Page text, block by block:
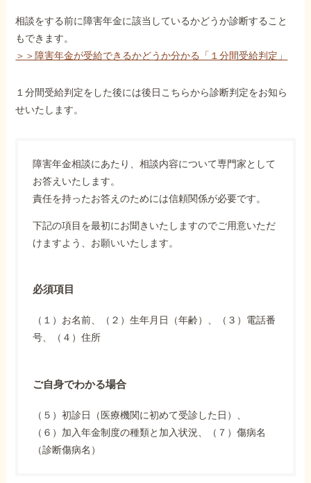
相談をする前に障害年金に該当しているかどうか診断すること
もできます。
＞＞障害年金が受給できるかどうか分かる「１分間受給判定」
１分間受給判定をした後には後日こちらから診断判定をお知ら
せいたします。
障害年金相談にあたり、相談内容について専門家として
お答えいたします。
責任を持ったお答えのためには信頼関係が必要です。
下記の項目を最初にお聞きいたしますのでご用意いただ
けますよう、お願いいたします。
必須項目
（１）お名前、（２）生年月日（年齢）、（３）電話番
号、（４）住所
ご自身でわかる場合
（５）初診日（医療機関に初めて受診した日）、
（６）加入年金制度の種類と加入状況、（７）傷病名
（診断傷病名）